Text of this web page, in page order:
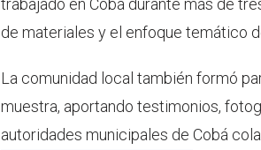
trabajado en Cobá durante más de
de materiales y el enfoque temático
La comunidad local también formó
muestra, aportando testimonios,
autoridades municipales de Cobá